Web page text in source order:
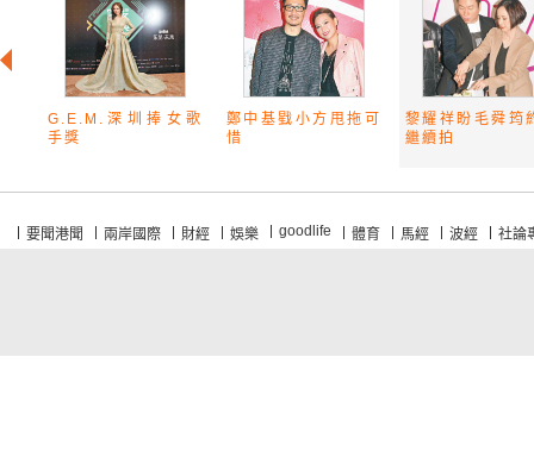
G.E.M.深圳捧女歌
手獎
鄭中基戥小方甩拖可
惜
黎耀祥盼毛舜筠
繼續拍
要聞港聞 兩岸國際 財經 娛樂 goodlife 體育 馬經 波經 社論